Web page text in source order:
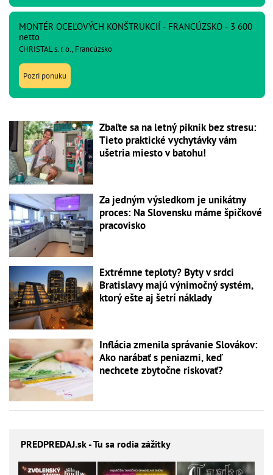
MONTÉR OCEĽOVÝCH KONŠTRUKCIÍ - FRANCÚZSKO - 3 600
netto
CHRISTAL s. r. o., Francúzsko
Pozri ponuku
Zbaľte sa na letný piknik bez stresu:
Tieto praktické vychytávky vám
ušetria miesto v batohu!
Za jedným výsledkom je unikátny
proces: Na Slovensku máme špičkové
pracovisko
Extrémne teploty? Byty v srdci
Bratislavy majú výnimočný systém,
ktorý ešte aj šetrí náklady
Inflácia zmenila správanie Slovákov:
Ako narábať s peniazmi, keď
nechcete zbytočne riskovať?
PREDPREDAJ.sk - Tu sa rodia zážitky